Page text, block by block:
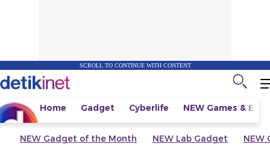
SCROLL TO CONTINUE WITH CONTENT
Home Gadget Cyberlife NEW Games &
NEW Gadget of the Month NEW Lab Gadget NEW